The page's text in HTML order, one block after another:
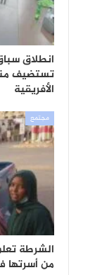
انطلاق
تستضيف
الأفريقية
مجتمع
الشرطة
من أسرتها